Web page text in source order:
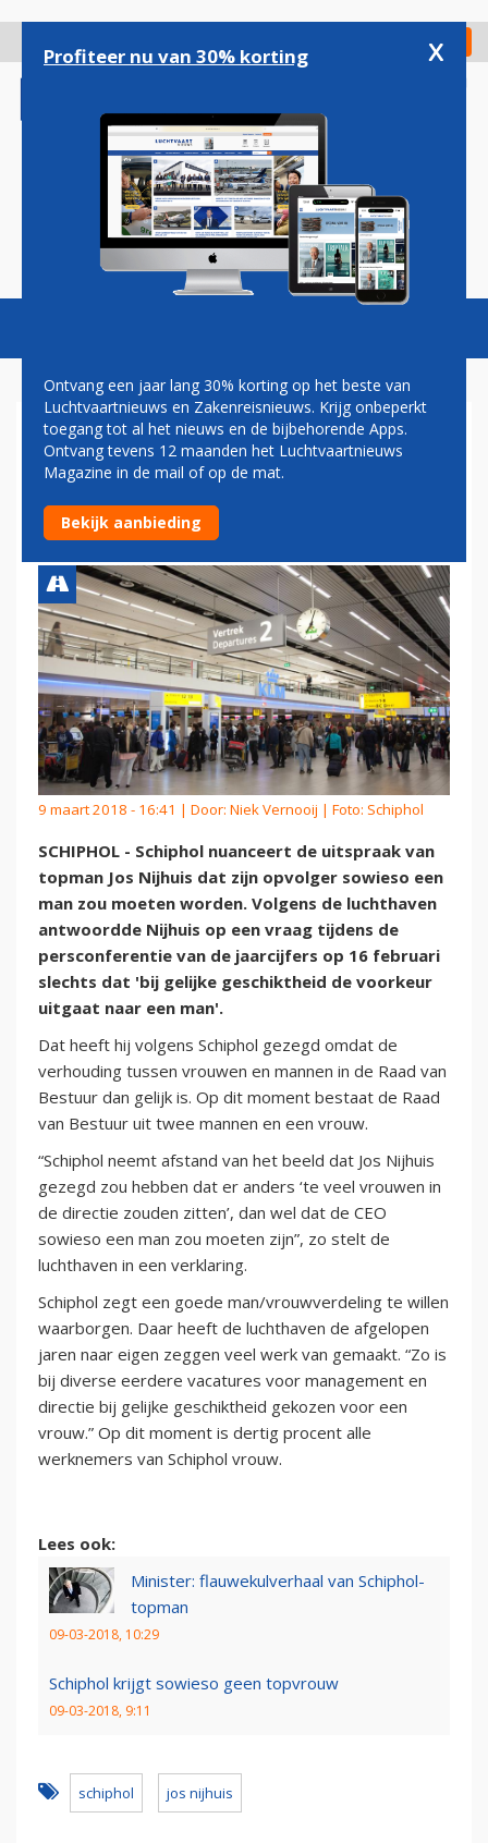
gaan
Check in
Magazine Podcasts Vacatures
SCHIPHOL NUANCEERT
UITSPRAAK NIJHUIS OVER
GESLACHT OPVOLGER
9 maart 2018 - 16:41 | Door: Niek Vernooij | Foto: Schiphol
SCHIPHOL - Schiphol nuanceert de uitspraak van
topman Jos Nijhuis dat zijn opvolger sowieso een
man zou moeten worden. Volgens de luchthaven
antwoordde Nijhuis op een vraag tijdens de
persconferentie van de jaarcijfers op 16 februari
slechts dat 'bij gelijke geschiktheid de voorkeur
uitgaat naar een man'.
Dat heeft hij volgens Schiphol gezegd omdat de
verhouding tussen vrouwen en mannen in de Raad van
Bestuur dan gelijk is. Op dit moment bestaat de Raad
van Bestuur uit twee mannen en een vrouw.
“Schiphol neemt afstand van het beeld dat Jos Nijhuis
gezegd zou hebben dat er anders ‘te veel vrouwen in
de directie zouden zitten’, dan wel dat de CEO
sowieso een man zou moeten zijn”, zo stelt de
luchthaven in een verklaring.
Schiphol zegt een goede man/vrouwverdeling te willen
waarborgen. Daar heeft de luchthaven de afgelopen
jaren naar eigen zeggen veel werk van gemaakt. “Zo is
bij diverse eerdere vacatures voor management en
directie bij gelijke geschiktheid gekozen voor een
vrouw.” Op dit moment is dertig procent alle
werknemers van Schiphol vrouw.
Lees ook:
Minister: flauwekulverhaal van Schiphol-
topman
09-03-2018, 10:29
Schiphol krijgt sowieso geen topvrouw
09-03-2018, 9:11
schiphol jos nijhuis
Profiteer nu van 30% korting x
Ontvang een jaar lang 30% korting op het beste van
Luchtvaartnieuws en Zakenreisnieuws. Krijg onbeperkt
toegang tot al het nieuws en de bijbehorende Apps.
Ontvang tevens 12 maanden het Luchtvaartnieuws
Magazine in de mail of op de mat.
Bekijk aanbieding